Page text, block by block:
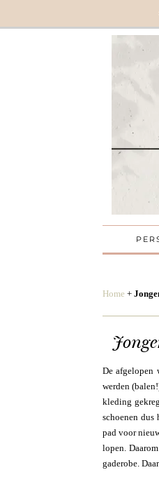
Home +
De afgelopen
werden
kleding
schoenen dus
pad voor
lopen.
gaderobe.